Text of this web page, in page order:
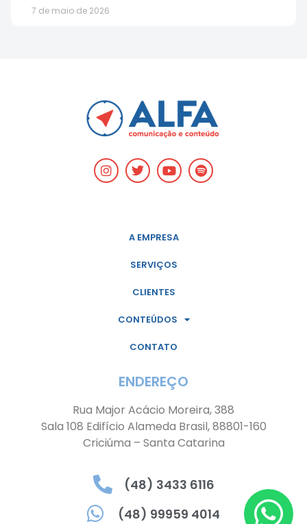
7 de maio de 2026
A EMPRESA
SERVIÇOS
CLIENTES
CONTEÚDOS
CONTATO
ENDEREÇO
Rua Major Acácio Moreira, 388
Sala 108 Edifício Alameda Brasil, 88801-160
Criciúma – Santa Catarina
(48) 3433 6116
(48) 99959 4014